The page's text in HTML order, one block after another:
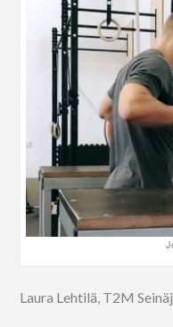
Laura Lehtilä, T2M